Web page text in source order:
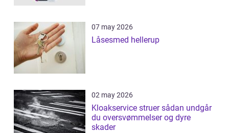
07 may 2026
Låsesmed hellerup
02 may 2026
Kloakservice struer sådan undgår
du oversvømmelser og dyre
skader